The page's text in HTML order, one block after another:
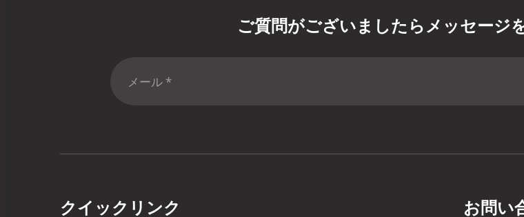
ご質問がございましたらメッセージ
クイックリンク お問い